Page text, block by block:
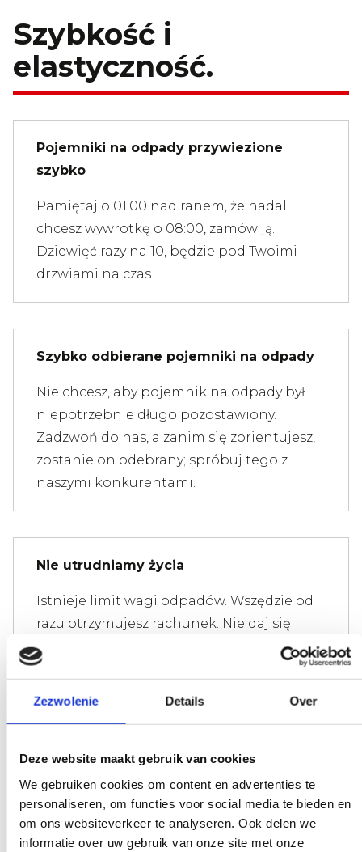
Zezwolenie Details Over
Deze website maakt gebruik van cookies
We gebruiken cookies om content en advertenties te
personaliseren, om functies voor social media te bieden en
om ons websiteverkeer te analyseren. Ook delen we
informatie over uw gebruik van onze site met onze
Szybkość i
elastyczność.
Pojemniki na odpady przywiezione
szybko
Pamiętaj o 01:00 nad ranem, że nadal
chcesz wywrotkę o 08:00, zamów ją.
Dziewięć razy na 10, będzie pod Twoimi
drzwiami na czas.
Szybko odbierane pojemniki na odpady
Nie chcesz, aby pojemnik na odpady był
niepotrzebnie długo pozostawiony.
Zadzwoń do nas, a zanim się zorientujesz,
zostanie on odebrany; spróbuj tego z
naszymi konkurentami.
Nie utrudniamy życia
Istnieje limit wagi odpadów. Wszędzie od
razu otrzymujesz rachunek. Nie daj się
zwariować, nie martw się.
Eksperci, którzy pomogą Ci dalej
Jeśli masz pytanie, które ma wpływ na
naszą pracę, podnieś słuchawkę i zadaj je.
Nasi eksperci zapewnią jasność na
żądanie.